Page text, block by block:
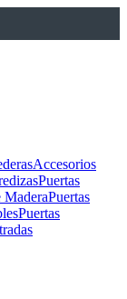
Accesorios
Puertas
MaderaPuertas
Puertas